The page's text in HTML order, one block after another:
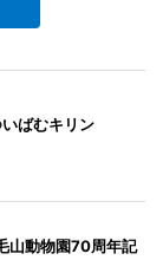
ばむキリン
山動物園70周年記